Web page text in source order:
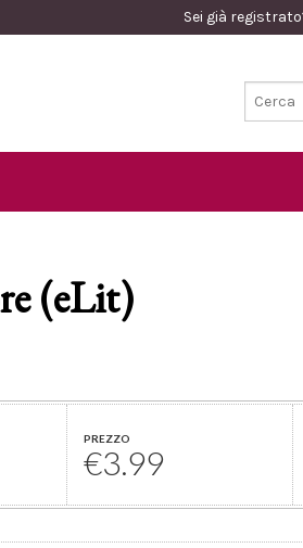
Sei già
(eLit)
PREZZO
€3.99